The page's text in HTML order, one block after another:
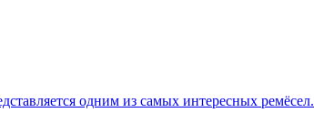
одним из самых интересных ремёсел.